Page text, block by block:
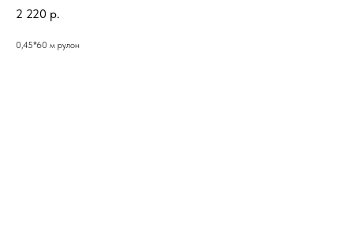
2 220 р.
0,45*60 м рулон